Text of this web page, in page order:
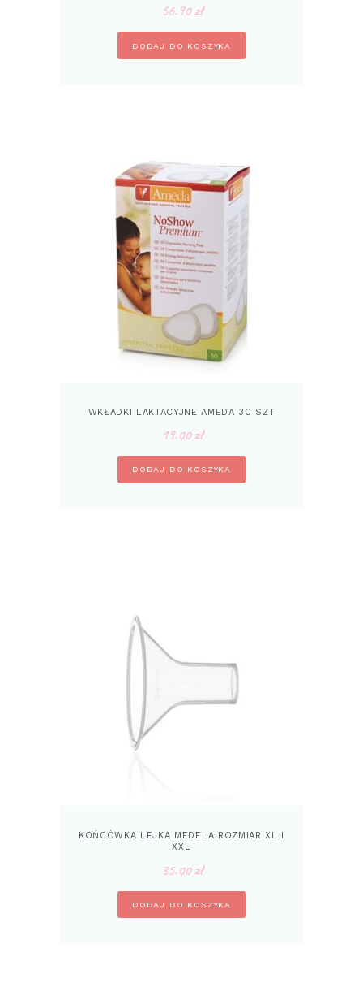
56.90zł
DODAJ DO KOSZYKA
WKŁADKI LAKTACYJNE AMEDA 30 SZT
19.00zł
DODAJ DO KOSZYKA
KOŃCÓWKA LEJKA MEDELA ROZMIAR XL I
XXL
35.00zł
DODAJ DO KOSZYKA